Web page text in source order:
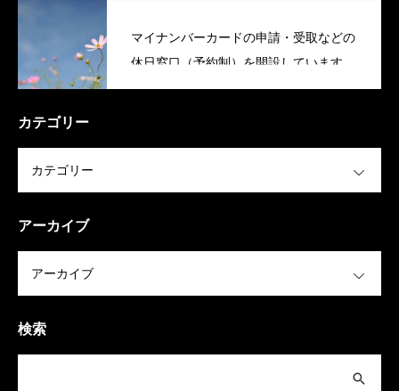
マイナンバーカードの申請・受取などの
休日窓口（予約制）を開設しています
（稲美町）
カテゴリー
アーカイブ
検索